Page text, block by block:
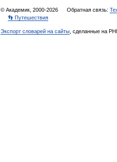
© Академик, 2000-2026 Обратная связь:
👣 Путешествия
Экспорт словарей на сайты , сделанные на